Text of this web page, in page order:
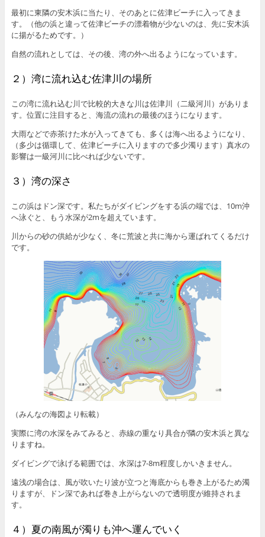
最初に東隣の安木浜に当たり、そのあとに佐津ビーチに入ってきま
す。（他の浜と違って佐津ビーチの漂着物が少ないのは、先に安木浜
に揚がるためです。）
自然の流れとしては、その後、湾の外へ出るようになっています。
２）湾に流れ込む佐津川の場所
この湾に流れ込む川で比較的大きな川は佐津川（二級河川）がありま
す。位置に注目すると、海流の流れの最後のほうになります。
大雨などで赤茶けた水が入ってきても、多くは海へ出るようになり、
（多少は循環して、佐津ビーチに入りますので多少濁ります）真水の
影響は一級河川に比べれば少ないです。
３）湾の深さ
この浜はドン深です。私たちがダイビングをする浜の端では、10m沖
へ泳ぐと、もう水深が2mを超えています。
川からの砂の供給が少なく、冬に荒波と共に海から運ばれてくるだけ
です。
（みんなの海図より転載）
実際に湾の水深をみてみると、赤線の重なり具合が隣の安木浜と異な
りますね。
ダイビングで泳げる範囲では、水深は7-8m程度しかいきません。
遠浅の場合は、風が吹いたり波が立つと海底からも巻き上がるため濁
りますが、ドン深であれば巻き上がらないので透明度が維持されま
す。
４）夏の南風が濁りも沖へ運んでいく